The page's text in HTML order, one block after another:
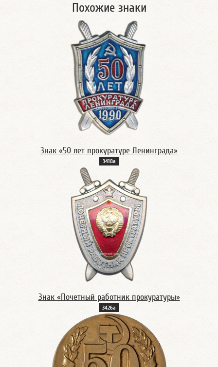
Похожие знаки
Знак «50 лет прокуратуре Ленинграда»
3418а
Знак «Почетный работник прокуратуры»
3426а